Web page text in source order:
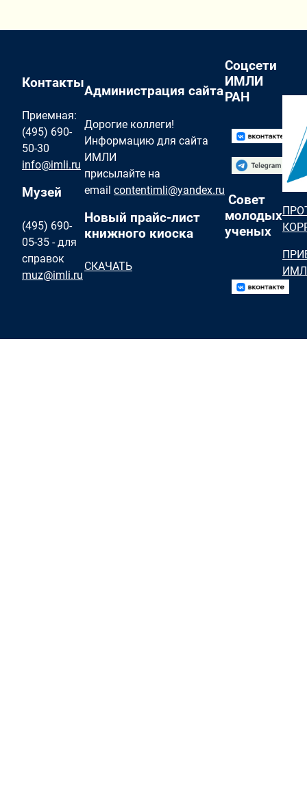
Контакты
Приемная:
(495) 690-
50-30
info@imli.ru
Музей
(495) 690-
05-35 - для
справок
muz@imli.ru
Администрация сайта
Дорогие коллеги!
Информацию для сайта
ИМЛИ
присылайте на
email contentimli@yandex.ru
Новый прайс-лист
книжного киоска
СКАЧАТЬ
Соцсети
ИМЛИ
РАН
Совет
молодых
ученых